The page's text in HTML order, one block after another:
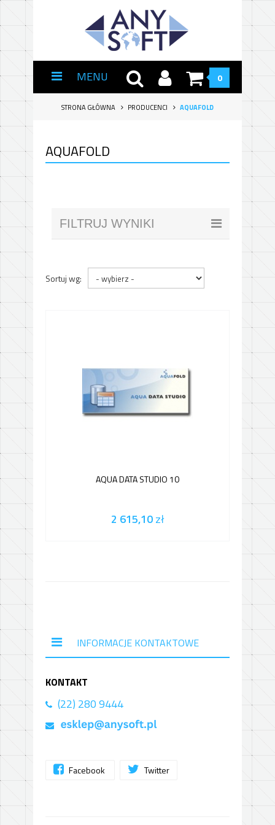
MENU 0
STRONA GŁÓWNA PRODUCENCI AQUAFOLD
AQUAFOLD
FILTRUJ WYNIKI
Sortuj wg:
AQUA DATA STUDIO 10
2 615,10zł
INFORMACJE KONTAKTOWE
KONTAKT
(22) 280 9444
Facebook Twitter